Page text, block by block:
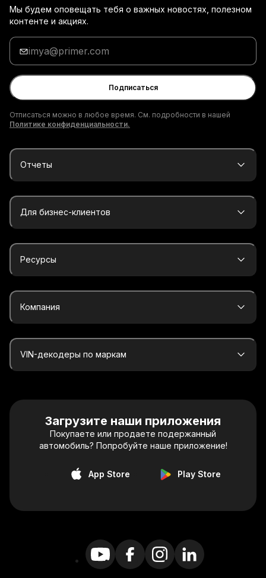
Мы будем оповещать тебя о важных новостях, полезном
контенте и акциях.
Введи
адрес
электронной
почты
Подписаться
Отписаться можно в любое время. См. подробности в нашей
Политике конфиденциальности.
Отчеты
Для бизнес-клиентов
Ресурсы
Компания
VIN-декодеры по маркам
Загрузите наши приложения
Покупаете или продаете подержанный
автомобиль? Попробуйте наше приложение!
App Store Play Store